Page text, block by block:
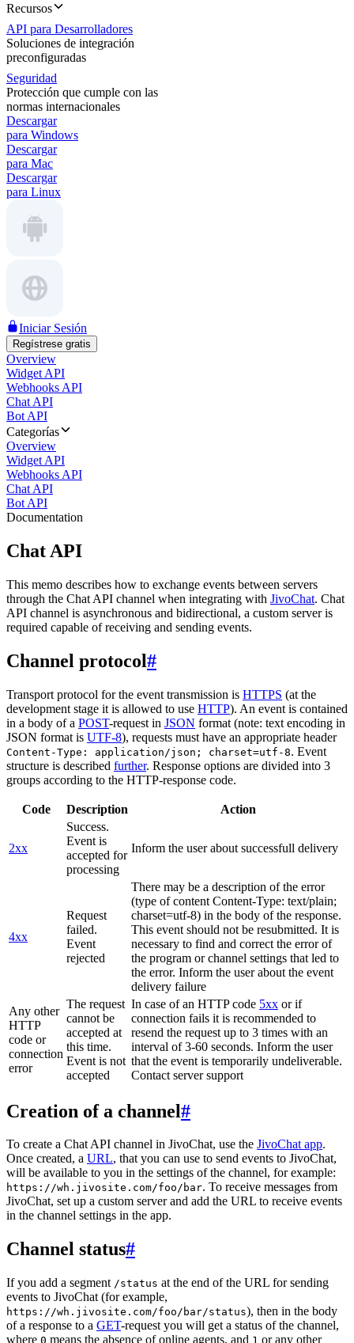
Recursos
API para Desarrolladores
Soluciones de integración
preconfiguradas
Seguridad
Protección que cumple con las
normas internacionales
Descargar
para Windows
Descargar
para Mac
Descargar
para Linux
Iniciar Sesión
Regístrese gratis
Overview
Widget API
Webhooks API
Chat API
Bot API
Categorías
Overview
Widget API
Webhooks API
Chat API
Bot API
Documentation
Chat API
This memo describes how to exchange events between servers
through the Chat API channel when integrating with JivoChat. Chat
API channel is asynchronous and bidirectional, a custom server is
required capable of receiving and sending events.
Channel protocol#
Transport protocol for the event transmission is HTTPS (at the
development stage it is allowed to use HTTP). An event is contained
in a body of a POST-request in JSON format (note: text encoding in
JSON format is UTF-8), requests must have an appropriate header
Content-Type: application/json; charset=utf-8. Event
structure is described further. Response options are divided into 3
groups according to the HTTP-response code.
Code Description Action
2xx
Success.
Event is
accepted for
processing
Inform the user about successfull delivery
4xx
Request
failed.
Event
rejected
There may be a description of the error
(type of content Content-Type: text/plain;
charset=utf-8) in the body of the response.
This event should not be resubmitted. It is
necessary to find and correct the error of
the program or channel settings that led to
the error. Inform the user about the event
delivery failure
Any other
HTTP
code or
connection
error
The request
cannot be
accepted at
this time.
Event is not
accepted
In case of an HTTP code 5xx or if
connection fails it is recommended to
resend the request up to 3 times with an
interval of 3-60 seconds. Inform the user
that the event is temporarily undeliverable.
Contact server support
Creation of a channel#
To create a Chat API channel in JivoChat, use the JivoChat app.
Once created, a URL, that you can use to send events to JivoChat,
will be available to you in the settings of the channel, for example:
https://wh.jivosite.com/foo/bar. To receive messages from
JivoChat, set up a custom server and add the URL to receive events
in the channel settings in the app.
Channel status#
If you add a segment /status at the end of the URL for sending
events to JivoChat (for example,
https://wh.jivosite.com/foo/bar/status), then in the body
of a response to a GET-request you will get a status of the channel,
where 0 means the absence of online agents, and 1 or any other